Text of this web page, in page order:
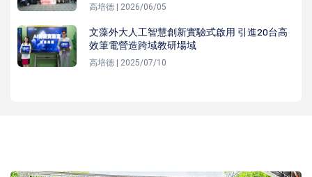
高培德 | 2026/06/05
文藻外大人工智慧創新實驗式啟用 引進20台高
效筆電營造跨域教研場域
高培德 | 2025/07/10